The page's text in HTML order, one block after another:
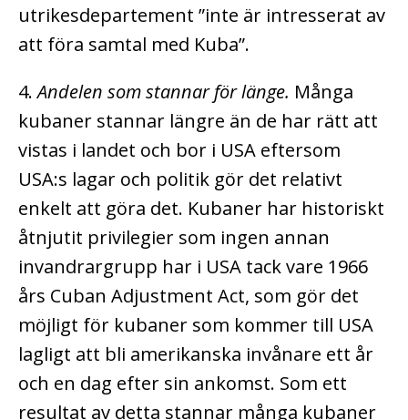
utrikesdepartement ”inte är intresserat av
att föra samtal med Kuba”.
4.Andelen som stannar för länge. Många
kubaner stannar längre än de har rätt att
vistas i landet och bor i USA eftersom
USA:s lagar och politik gör det relativt
enkelt att göra det. Kubaner har historiskt
åtnjutit privilegier som ingen annan
invandrargrupp har i USA tack vare 1966
års Cuban Adjustment Act, som gör det
möjligt för kubaner som kommer till USA
lagligt att bli amerikanska invånare ett år
och en dag efter sin ankomst. Som ett
resultat av detta stannar många kubaner